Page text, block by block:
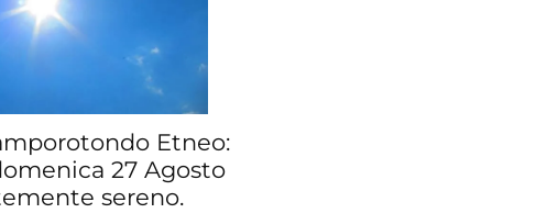
Etneo:
27 Agosto
sereno.